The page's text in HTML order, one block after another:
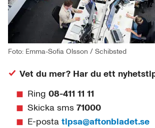
Foto: Emma-Sofia Olsson / Schibsted
Vet du mer? Har du ett
Ring 08-411 11 11
Skicka sms 71000
E-posta tipsa@aftonbladet.se